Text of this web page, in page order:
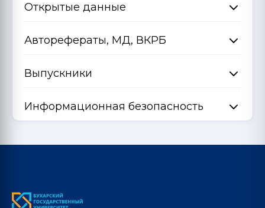
Открытые данные
Авторефераты, МД, ВКРБ
Выпускники
Информационная безопасность